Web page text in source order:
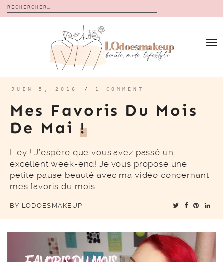
Rechercher :
CALENDRIERS DE L’AVENT
BON PLAN
À PROPOS
CONTACT
JUIN 5, 2016 / 1 COMMENT
Mes Favoris Du Mois
De Mai!
Hey ! J’espère que vous avez passé un
excellent week-end! Je vous propose une
petite pause beauté avec ma vidéo concernant
mes favoris du mois…
BY LODOESMAKEUP